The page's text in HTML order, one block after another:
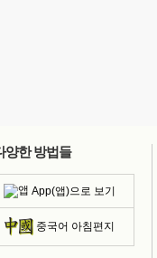
양한 방법들
App(앱)으로 보기
중국어 아침편지